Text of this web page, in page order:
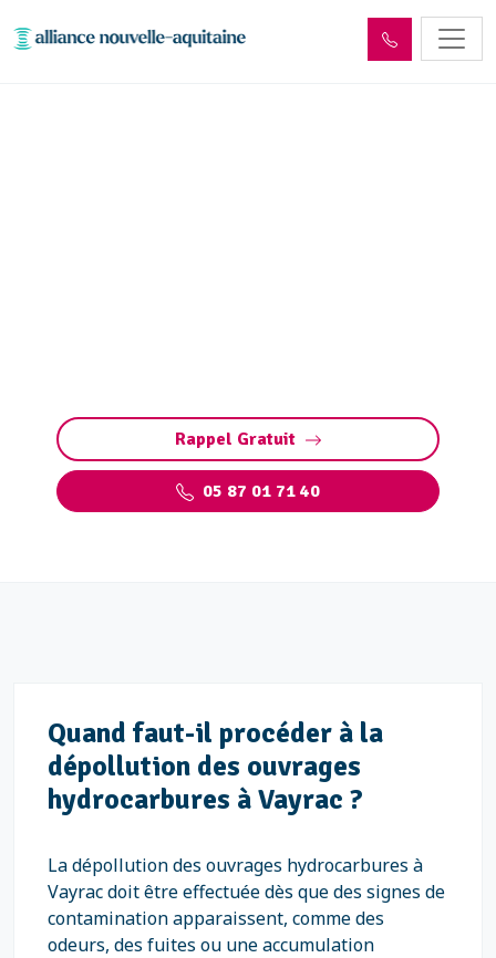
Rappel Gratuit
05 87 01 71 40
Quand faut-il procéder à la
dépollution des ouvrages
hydrocarbures à Vayrac ?
La dépollution des ouvrages hydrocarbures à
Vayrac doit être effectuée dès que des signes de
contamination apparaissent, comme des
odeurs, des fuites ou une accumulation